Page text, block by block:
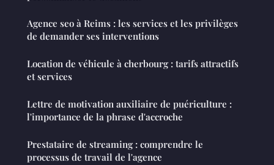
Agence seo à Reims : les services et les privilèges
de demander ses interventions
Location de véhicule à cherbourg : tarifs attractifs
et services
Lettre de motivation auxiliaire de puériculture :
l'importance de la phrase d'accroche
Prestataire de streaming : comprendre le
processus de travail de l'agence